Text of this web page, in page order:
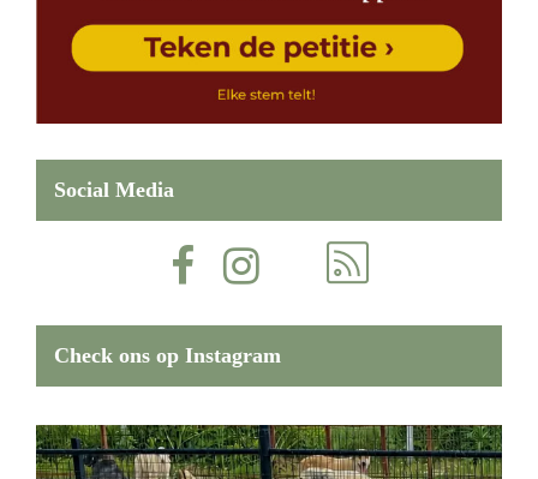
Social Media
Check ons op Instagram